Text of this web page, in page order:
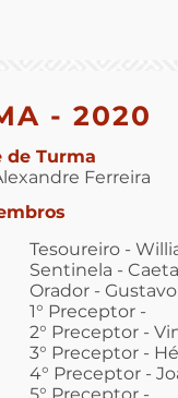
- 2020
de Turma
Ferreira
Tesoureiro -
Sentinela -
Orador -
1° Preceptor -
2° Preceptor -
3° Preceptor -
4° Preceptor -